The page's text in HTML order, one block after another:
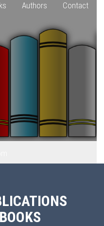
Authors Contact